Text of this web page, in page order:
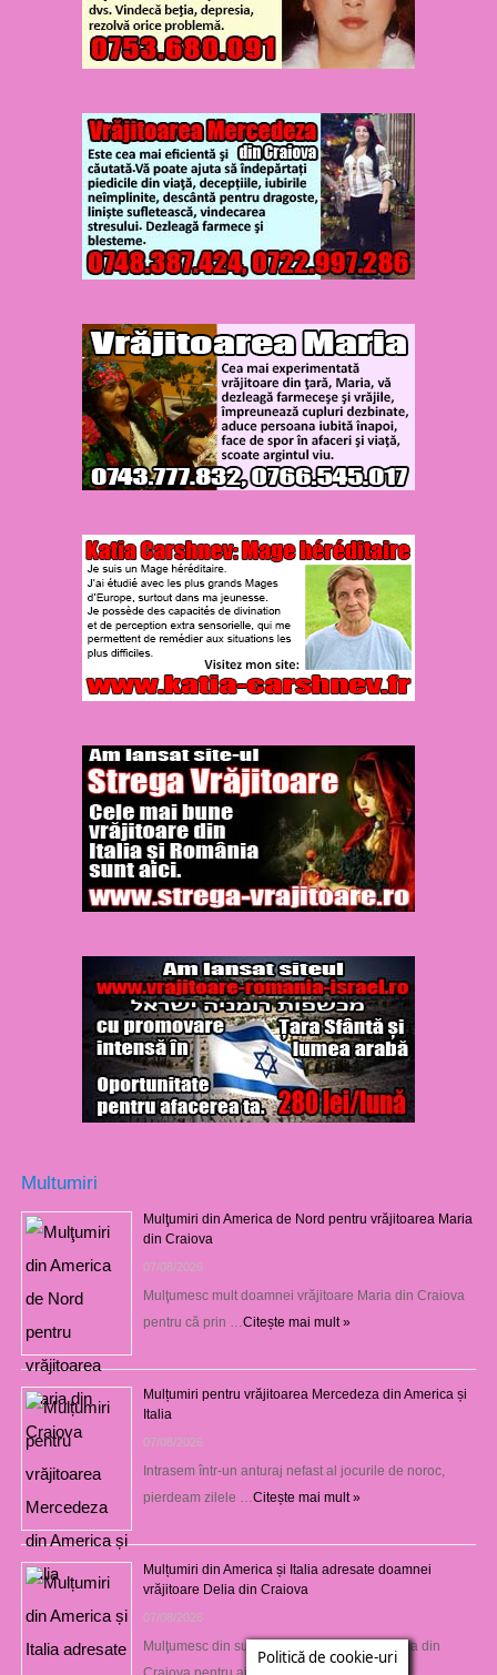
Multumiri
Mulţumiri din America de Nord pentru vrăjitoarea Maria
din Craiova
07/08/2026
Mulţumesc mult doamnei vrăjitoare Maria din Craiova
pentru că prin … Citește mai mult »
Mulțumiri pentru vrăjitoarea Mercedeza din America și
Italia
07/08/2026
Intrasem într-un anturaj nefast al jocurile de noroc,
pierdeam zilele … Citește mai mult »
Mulțumiri din America și Italia adresate doamnei
vrăjitoare Delia din Craiova
07/08/2026
Mulţumesc din suflet doamnei vrăjitoare Delia din
Politică de cookie-uri